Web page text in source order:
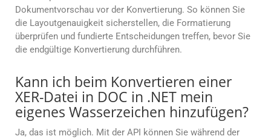
Dokumentvorschau vor der Konvertierung. So können Sie
die Layoutgenauigkeit sicherstellen, die Formatierung
überprüfen und fundierte Entscheidungen treffen, bevor Sie
die endgültige Konvertierung durchführen.
Kann ich beim Konvertieren einer
XER-Datei in DOC in .NET mein
eigenes Wasserzeichen hinzufügen?
Ja, das ist möglich. Mit der API können Sie während der